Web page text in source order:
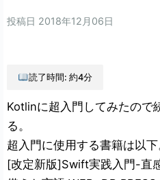
投稿日 2018年12月06日
読了時間: 約4分
Kotlinに超入門してみたので
る。
超入門に使用する書籍は以下
[改定新版]Swift実践入門-直